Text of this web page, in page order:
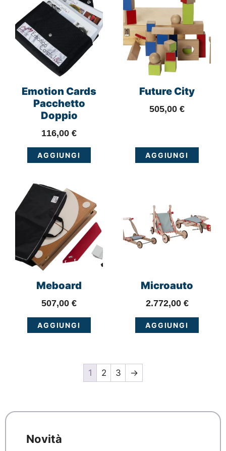
Emotion Cards
Pacchetto
Doppio
116,00 €
AGGIUNGI
Future City
505,00 €
AGGIUNGI
Meboard
507,00 €
AGGIUNGI
Microauto
2.772,00 €
AGGIUNGI
1 2 3 →
Novità